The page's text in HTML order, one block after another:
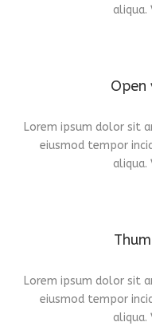
aliqua.
Flyers,
Lorem ipsum dolor sit
eiusmod tempor
aliqua.
Lorem ipsum dolor sit
eiusmod tempor
aliqua.